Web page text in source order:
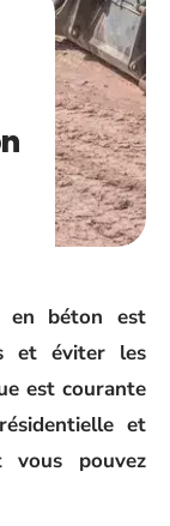
en béton est
et éviter les
est courante
et
vous pouvez